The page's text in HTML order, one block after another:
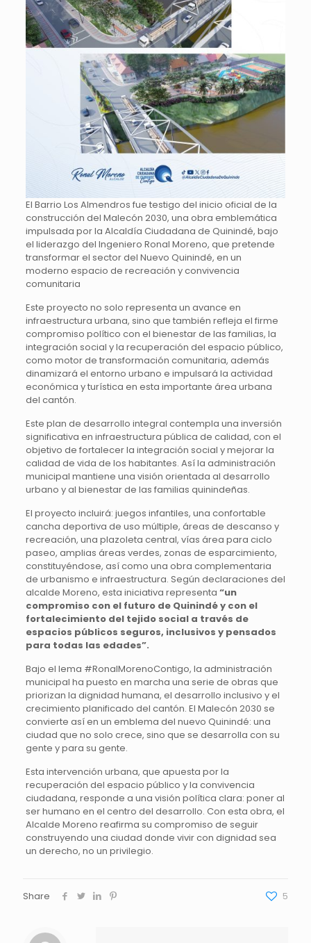
El Barrio Los Almendros fue testigo del inicio oficial de la
construcción del Malecón 2030, una obra emblemática
impulsada por la Alcaldía Ciudadana de Quinindé, bajo
el liderazgo del Ingeniero Ronal Moreno, que pretende
transformar el sector del Nuevo Quinindé, en un
moderno espacio de recreación y convivencia
comunitaria
Este proyecto no solo representa un avance en
infraestructura urbana, sino que también refleja el firme
compromiso político con el bienestar de las familias, la
integración social y la recuperación del espacio público,
como motor de transformación comunitaria, además
dinamizará el entorno urbano e impulsará la actividad
económica y turística en esta importante área urbana
del cantón.
Este plan de desarrollo integral contempla una inversión
significativa en infraestructura pública de calidad, con el
objetivo de fortalecer la integración social y mejorar la
calidad de vida de los habitantes. Así la administración
municipal mantiene una visión orientada al desarrollo
urbano y al bienestar de las familias quinindeñas.
El proyecto incluirá: juegos infantiles, una confortable
cancha deportiva de uso múltiple, áreas de descanso y
recreación, una plazoleta central, vías área para ciclo
paseo, amplias áreas verdes, zonas de esparcimiento,
constituyéndose, así como una obra complementaria
de urbanismo e infraestructura. Según declaraciones del
alcalde Moreno, esta iniciativa representa “un
compromiso con el futuro de Quinindé y con el
fortalecimiento del tejido social a través de
espacios públicos seguros, inclusivos y pensados
para todas las edades”.
Bajo el lema #RonalMorenoContigo, la administración
municipal ha puesto en marcha una serie de obras que
priorizan la dignidad humana, el desarrollo inclusivo y el
crecimiento planificado del cantón. El Malecón 2030 se
convierte así en un emblema del nuevo Quinindé: una
ciudad que no solo crece, sino que se desarrolla con su
gente y para su gente.
Esta intervención urbana, que apuesta por la
recuperación del espacio público y la convivencia
ciudadana, responde a una visión política clara: poner al
ser humano en el centro del desarrollo. Con esta obra, el
Alcalde Moreno reafirma su compromiso de seguir
construyendo una ciudad donde vivir con dignidad sea
un derecho, no un privilegio.
Share 5